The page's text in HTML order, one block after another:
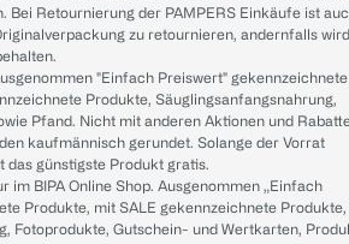
Bei Retournierung der PAMPERS Einkäufe ist
zu retournieren, andernfalls wird
"Einfach Preiswert" gekennzeichnete
Produkte, Säuglingsanfangsnahrung,
Pfand. Nicht mit anderen Aktionen und
kaufmännisch gerundet. Solange der Vorrat
das günstigste Produkt gratis.
im BIPA Online Shop. Ausgenommen „Einfach
Produkte, mit SALE gekennzeichnete Produkte,
Fotoprodukte, Gutschein- und Wertkarten,